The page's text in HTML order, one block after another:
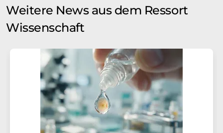
Weitere News aus dem Ressort
Wissenschaft